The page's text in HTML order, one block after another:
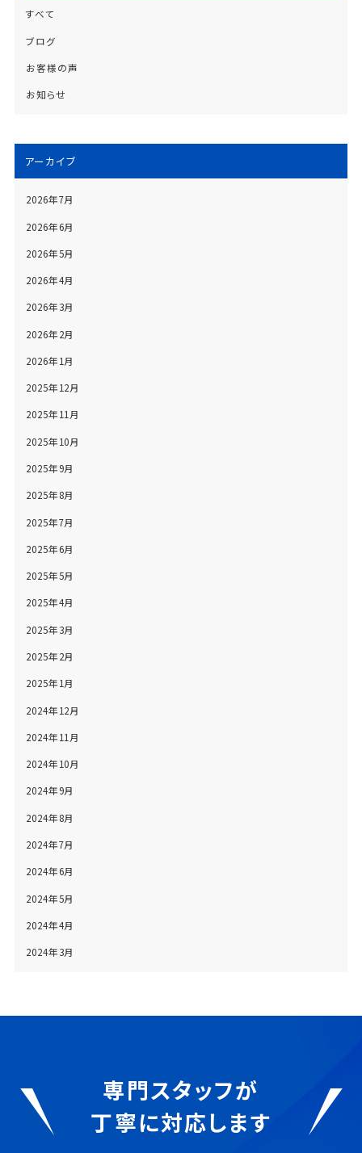
すべて
ブログ
お客様の声
お知らせ
アーカイブ
2026年7月
2026年6月
2026年5月
2026年4月
2026年3月
2026年2月
2026年1月
2025年12月
2025年11月
2025年10月
2025年9月
2025年8月
2025年7月
2025年6月
2025年5月
2025年4月
2025年3月
2025年2月
2025年1月
2024年12月
2024年11月
2024年10月
2024年9月
2024年8月
2024年7月
2024年6月
2024年5月
2024年4月
2024年3月
専門スタッフが
丁寧に対応します